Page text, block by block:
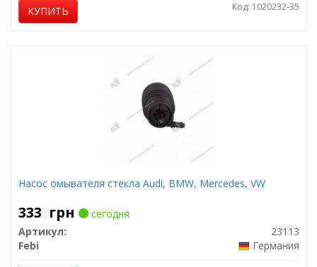
КУПИТЬ Код: 1020232-35
Насос омывателя стекла Audi, BMW, Mercedes, VW
333 грн
сегодня
Артикул:
23113
Febi
Германия